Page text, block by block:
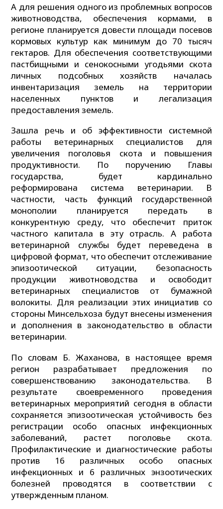
А для решения одного из проблемных вопросов
животноводства, обеспечения кормами, в
регионе планируется довести площади посевов
кормовых культур как минимум до 70 тысяч
гектаров. Для обеспечения соответствующими
пастбищными и сенокосными угодьями скота
личных подсобных хозяйств началась
инвентаризация земель на территории
населенных пунктов и легализация
предоставления земель.
Зашла речь и об эффективности системной
работы ветеринарных специалистов для
увеличения поголовья скота и повышения
продуктивности. По поручению Главы
государства, будет кардинально
реформирована система ветеринарии. В
частности, часть функций государственной
монополии планируется передать в
конкурентную среду, что обеспечит приток
частного капитала в эту отрасль. А работа
ветеринарной службы будет переведена в
цифровой формат, что обеспечит отслеживание
эпизоотической ситуации, безопасность
продукции животноводства и освободит
ветеринарных специалистов от бумажной
волокиты. Для реализации этих инициатив со
стороны Минсельхоза будут внесены изменения
и дополнения в законодательство в области
ветеринарии.
По словам Б. Жаханова, в настоящее время
регион разрабатывает предложения по
совершенствованию законодательства. В
результате своевременного проведения
ветеринарных мероприятий сегодня в области
сохраняется эпизоотическая устойчивость без
регистрации особо опасных инфекционных
заболеваний, растет поголовье скота.
Профилактические и диагностические работы
против 16 различных особо опасных
инфекционных и 6 различных энзоотических
болезней проводятся в соответствии с
утвержденным планом.